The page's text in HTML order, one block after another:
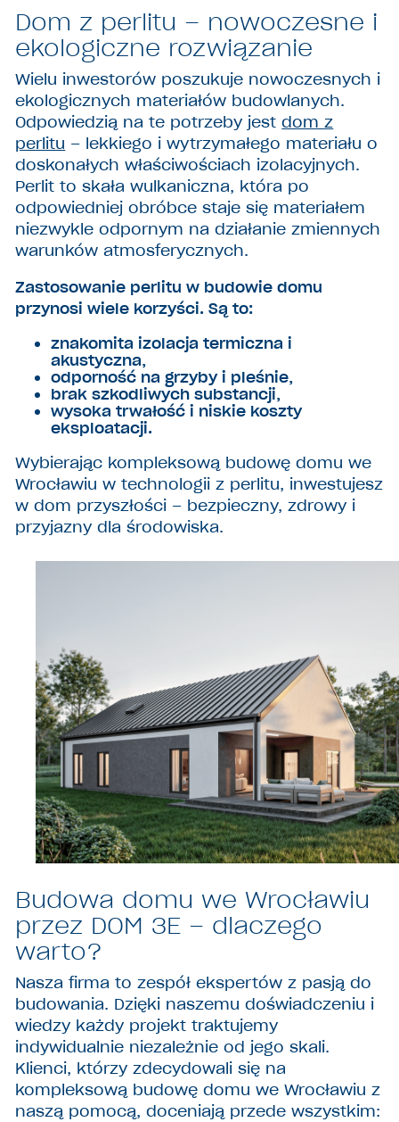
Dom z perlitu – nowoczesne i
ekologiczne rozwiązanie
Wielu inwestorów poszukuje nowoczesnych i
ekologicznych materiałów budowlanych.
Odpowiedzią na te potrzeby jestdom z
perlitu – lekkiego i wytrzymałego materiału o
doskonałych właściwościach izolacyjnych.
Perlit to skała wulkaniczna, która po
odpowiedniej obróbce staje się materiałem
niezwykle odpornym na działanie zmiennych
warunków atmosferycznych.
Zastosowanie perlitu w budowie domu
przynosi wiele korzyści. Są to:
znakomita izolacja termiczna i
akustyczna,
odporność na grzyby i pleśnie,
brak szkodliwych substancji,
wysoka trwałość i niskie koszty
eksploatacji.
Wybierając kompleksową budowę domu we
Wrocławiu w technologii z perlitu, inwestujesz
w dom przyszłości – bezpieczny, zdrowy i
przyjazny dla środowiska.
Budowa domu we Wrocławiu
przez DOM 3E – dlaczego
warto?
Nasza firma to zespół ekspertów z pasją do
budowania. Dzięki naszemu doświadczeniu i
wiedzy każdy projekt traktujemy
indywidualnie niezależnie od jego skali.
Klienci, którzy zdecydowali się na
kompleksową budowę domu we Wrocławiu z
naszą pomocą, doceniają przede wszystkim: